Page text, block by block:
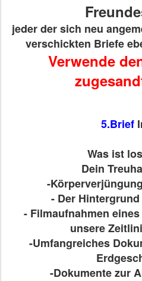
jeder der sich neu
verschickten Briefe
Verwende
5.Brief
Was ist
Dein
-
- Der
- Filmaufnahmen
unsere
-Umfangreiches
-Dokumente zur